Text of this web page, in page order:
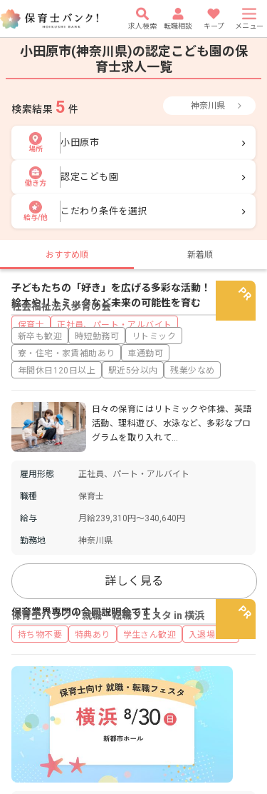
求人検索 転職相談 キープ メニュー
小田原市(神奈川県)の認定こども園の保
育士求人一覧
検索結果 5 件 神奈川県
場所
小田原市
働き方
認定こども園
給与/他
こだわり条件を選択
おすすめ順 新着順
社会福祉法人歩育の会
保育士 正社員、パート・アルバイト
子どもたちの「好き」を広げる多彩な活動！
絵本やリトミックなど未来の可能性を育む
新卒も歓迎 時短勤務可
リトミック
寮・住宅・家賃補助あり
車通勤可
年間休日120日以上
駅近5分以内 残業少なめ
日々の保育にはリトミックや体操、英語
活動、理科遊び、水泳など、多彩なプロ
グラムを取り入れて…
雇用形態 正社員、パート・アルバイト
職種 保育士
給与 月給239,310円～340,640円
勤務地 神奈川県
詳しく見る
保育士バンク！就職・転職フェスタ in 横浜
保育業界専門の合同説明会です！
持ち物不要 特典あり 学生さん歓迎 入退場自由